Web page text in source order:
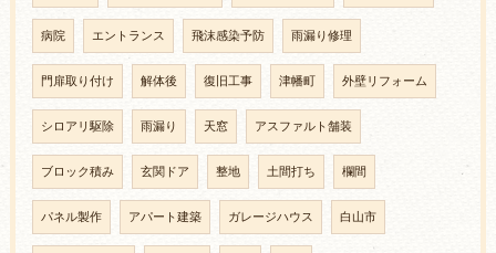
病院 エントランス 飛沫感染予防 雨漏り修理
門扉取り付け 解体後 復旧工事 津幡町 外壁リフォーム
シロアリ駆除 雨漏り 天窓 アスファルト舗装
ブロック積み 玄関ドア 整地 土間打ち 欄間
パネル製作 アパート建築 ガレージハウス 白山市